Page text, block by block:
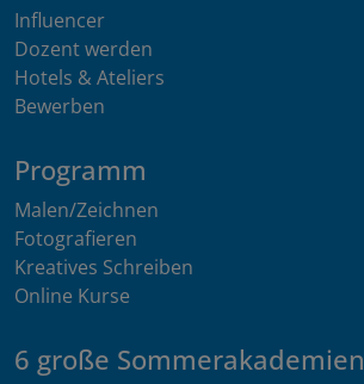
Influencer
Dozent werden
Hotels & Ateliers
Bewerben
Programm
Malen/Zeichnen
Fotografieren
Kreatives Schreiben
Online Kurse
6 große Sommerakademien